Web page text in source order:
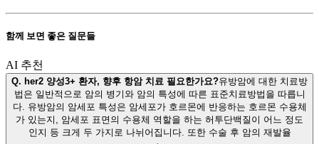
함께 보면 좋은 질문들
AI 추천
Q. her2 양성3+ 환자, 향후 항암 치료 필요한가요?유방암에 대한 치료방
법은 일반적으로 암의 병기와 암의 특성에 따른 표준치료방법을 따릅니
다. 유방암의 암세포 특성은 암세포가 호르몬에 반응하는 호르몬 수용체
가 있는지, 암세포 표면의 수용체 역할을 하는 허투단백질이 어느 정도
인지 등 크게 두 가지로 나뉘어집니다. 또한 수술 후 암의 재발율